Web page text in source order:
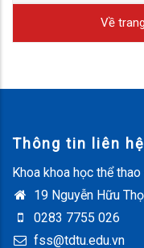
Về
Thông tin liên hệ
Khoa khoa học thể
19 Nguyễn Hữu
0283 7755 026
fss@tdtu.edu.vn